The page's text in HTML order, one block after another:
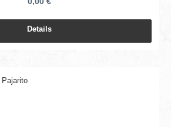
Details